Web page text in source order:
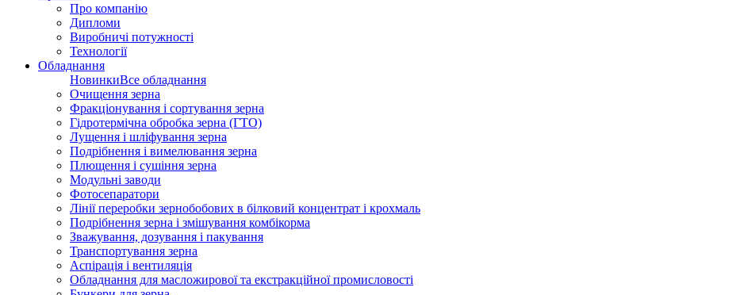
Про компанію
Дипломи
Виробничі потужності
Технології
Обладнання
НовинкиВсе обладнання
Очищення зерна
Фракціонування і сортування зерна
Гідротермічна обробка зерна (ГТО)
Лущення і шліфування зерна
Подрібнення і вимелювання зерна
Плющення і сушіння зерна
Модульні заводи
Фотосепаратори
Лінії переробки зернобобових в білковий концентрат і крохмаль
Подрібнення зерна і змішування комбікорма
Зважування, дозування і пакування
Транспортування зерна
Аспірація і вентиляція
Обладнання для масложирової та екстракційної промисловості